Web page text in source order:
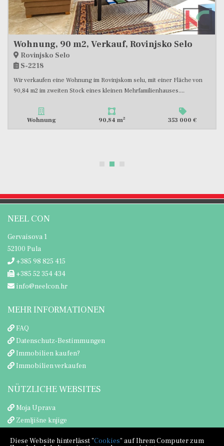
298 000 € -9 %
Pula, Monte Zaro
S-1578
Eine Wohnung zum Verkauf in toller Lage, nur 500 Meter vom
Stadtzentrum entfernt. Sie befindet sich im ersten Stock eines...
Wohnung 89,64 m 314 000 €
NEEL CON
Gervaisova 1
52100 Pula
+385 98 825 415
+385 52 354 434
info@neelcon.hr
MEHR INFORMATIONEN
FAQ
Datenschutz-Bestimmungen
Immobilien kaufen?
Immobilien verkaufen
NÜTZLICHE WEBSITES
Moja Uprava
Zemljišne knjige
Diese Website hinterlässt "Cookies" auf Ihrem Computer zum